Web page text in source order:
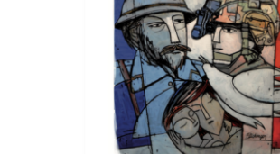
AJOUTER AU PANIER
/